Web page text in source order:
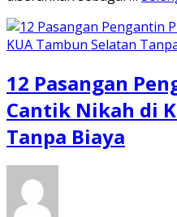
12 Pasangan
Cantik Nikah di
Tanpa Biaya